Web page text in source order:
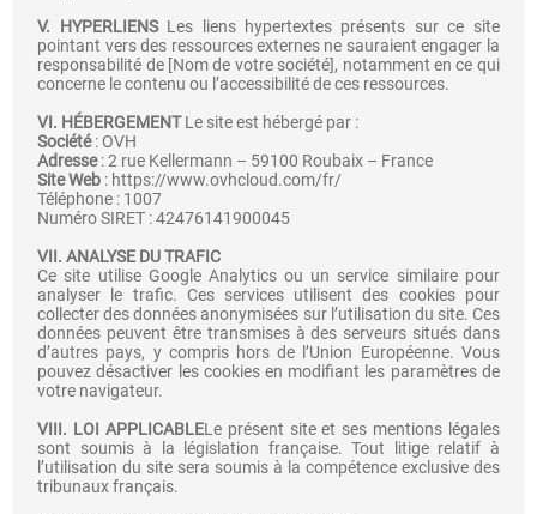
V. HYPERLIENSLes liens hypertextes présents sur ce site
pointant vers des ressources externes ne sauraient engager la
responsabilité de [Nom de votre société], notamment en ce qui
concerne le contenu ou l’accessibilité de ces ressources.
VI. HÉBERGEMENTLe site est hébergé par :
Société: OVH
Adresse: 2 rue Kellermann – 59100 Roubaix – France
Site Web : https://www.ovhcloud.com/fr/
Téléphone : 1007
Numéro SIRET : 42476141900045
VII. ANALYSE DU TRAFIC
Ce site utilise Google Analytics ou un service similaire pour
analyser le trafic. Ces services utilisent des cookies pour
collecter des données anonymisées sur l’utilisation du site. Ces
données peuvent être transmises à des serveurs situés dans
d’autres pays, y compris hors de l’Union Européenne. Vous
pouvez désactiver les cookies en modifiant les paramètres de
votre navigateur.
VIII. LOI APPLICABLELe présent site et ses mentions légales
sont soumis à la législation française. Tout litige relatif à
l’utilisation du site sera soumis à la compétence exclusive des
tribunaux français.